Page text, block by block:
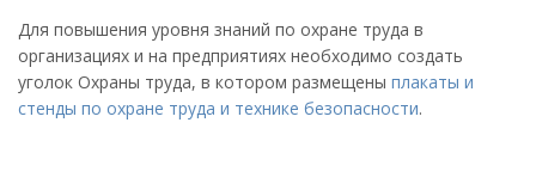
Для повышения уровня знаний по охране труда в
организациях и на предприятиях необходимо создать
уголок Охраны труда, в котором размещены плакаты и
стенды по охране труда и технике безопасности.